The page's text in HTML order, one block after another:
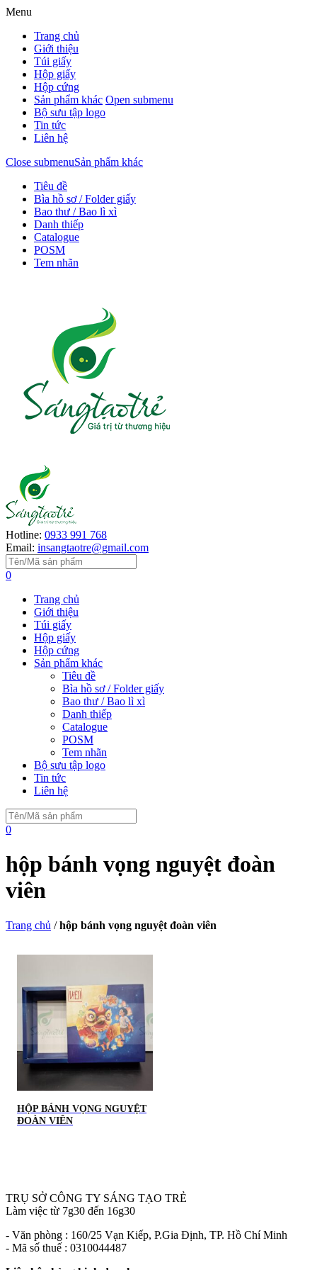
Menu
Trang chủ
Giới thiệu
Túi giấy
Hộp giấy
Hộp cứng
Sản phẩm khác Open submenu
Bộ sưu tập logo
Tin tức
Liên hệ
Close submenuSản phẩm khác
Tiêu đề
Bìa hồ sơ / Folder giấy
Bao thư / Bao lì xì
Danh thiếp
Catalogue
POSM
Tem nhãn
Hotline: 0933 991 768
Email: insangtaotre@gmail.com
0
Trang chủ
Giới thiệu
Túi giấy
Hộp giấy
Hộp cứng
Sản phẩm khác
Tiêu đề
Bìa hồ sơ / Folder giấy
Bao thư / Bao lì xì
Danh thiếp
Catalogue
POSM
Tem nhãn
Bộ sưu tập logo
Tin tức
Liên hệ
0
hộp bánh vọng nguyệt đoàn
viên
Trang chủ /hộp bánh vọng nguyệt đoàn viên
HỘP BÁNH VỌNG NGUYỆT
ĐOÀN VIÊN
TRỤ SỞ CÔNG TY SÁNG TẠO TRẺ
Làm việc từ 7g30 đến 16g30
- Văn phòng : 160/25 Vạn Kiếp, P.Gia Định, TP. Hồ Chí Minh
- Mã số thuế : 0310044487